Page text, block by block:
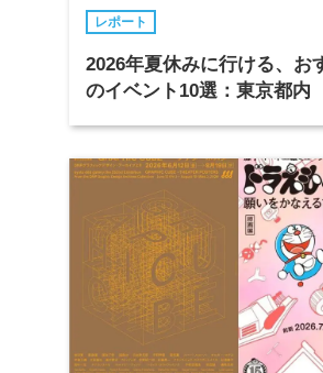
レポート
2026年夏休みに行ける、お
のイベント10選：東京都内